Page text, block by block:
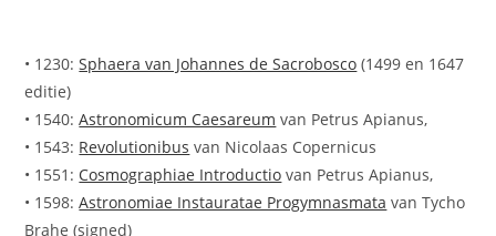
• 1230:Sphaera van Johannes de Sacrobosco (1499 en 1647
editie)
• 1540:Astronomicum Caesareum van Petrus Apianus,
• 1543: Revolutionibus van Nicolaas Copernicus
• 1551: Cosmographiae Introductio van Petrus Apianus,
• 1598:Astronomiae Instauratae Progymnasmata van Tycho
Brahe (signed)